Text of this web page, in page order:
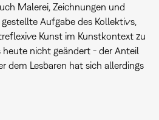
Malerei, Zeichnungen und
Aufgabe des Kollektivs,
Kunst im Kunstkontext zu
heute nicht geändert - der Anteil
dem Lesbaren hat sich allerdings